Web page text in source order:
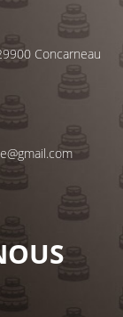
Concarneau